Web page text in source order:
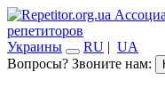
репетиторов
Украины
RU | UA
Вопросы? Звоните нам: